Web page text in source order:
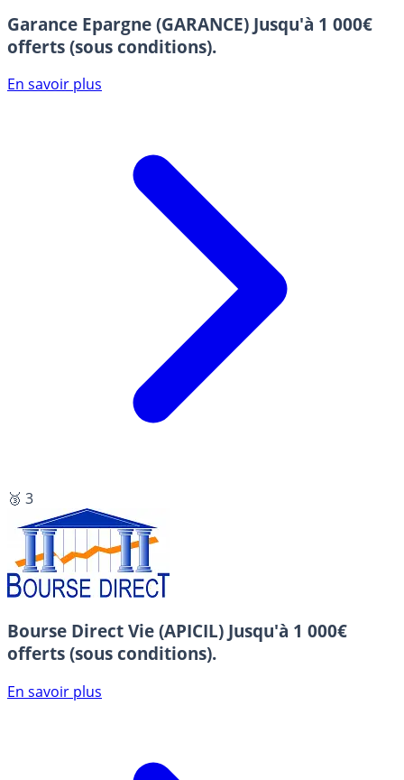
Garance Epargne (GARANCE) Jusqu'à 1 000€
offerts (sous conditions).
En savoir plus
🥉 3
Bourse Direct Vie (APICIL) Jusqu'à 1 000€
offerts (sous conditions).
En savoir plus